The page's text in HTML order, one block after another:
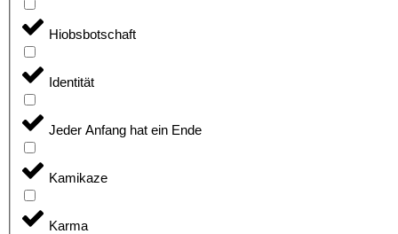
Hiobsbotschaft
Identität
Jeder Anfang hat ein Ende
Kamikaze
Karma